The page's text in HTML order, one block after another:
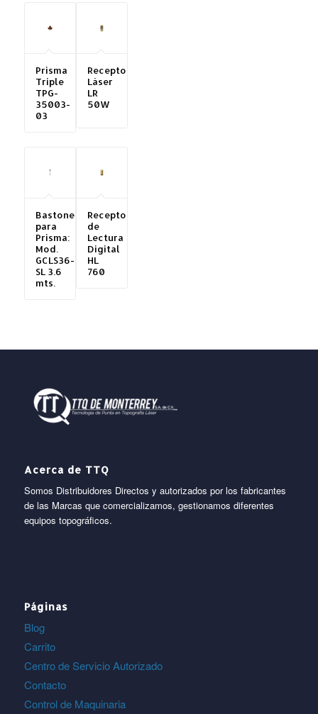
Prisma
Triple
TPG-
35003-
03
Receptor
Láser
LR
50W
Bastones
para
Prisma:
Mod.
GCLS36-
SL 3.6
mts.
Receptor
de
Lectura
Digital
HL
760
Acerca de TTQ
Somos Distribuidores Directos y autorizados por los fabricantes
de las Marcas que comercializamos, gestionamos diferentes
equipos topográficos.
Páginas
Blog
Carrito
Centro de Servicio Autorizado
Contacto
Control de Maquinaria